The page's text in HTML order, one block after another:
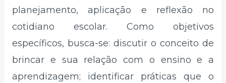
planejamento, aplicação e reflexão no
cotidiano escolar. Como objetivos
específicos, busca-se: discutir o conceito de
brincar e sua relação com o ensino e a
aprendizagem; identificar práticas que o